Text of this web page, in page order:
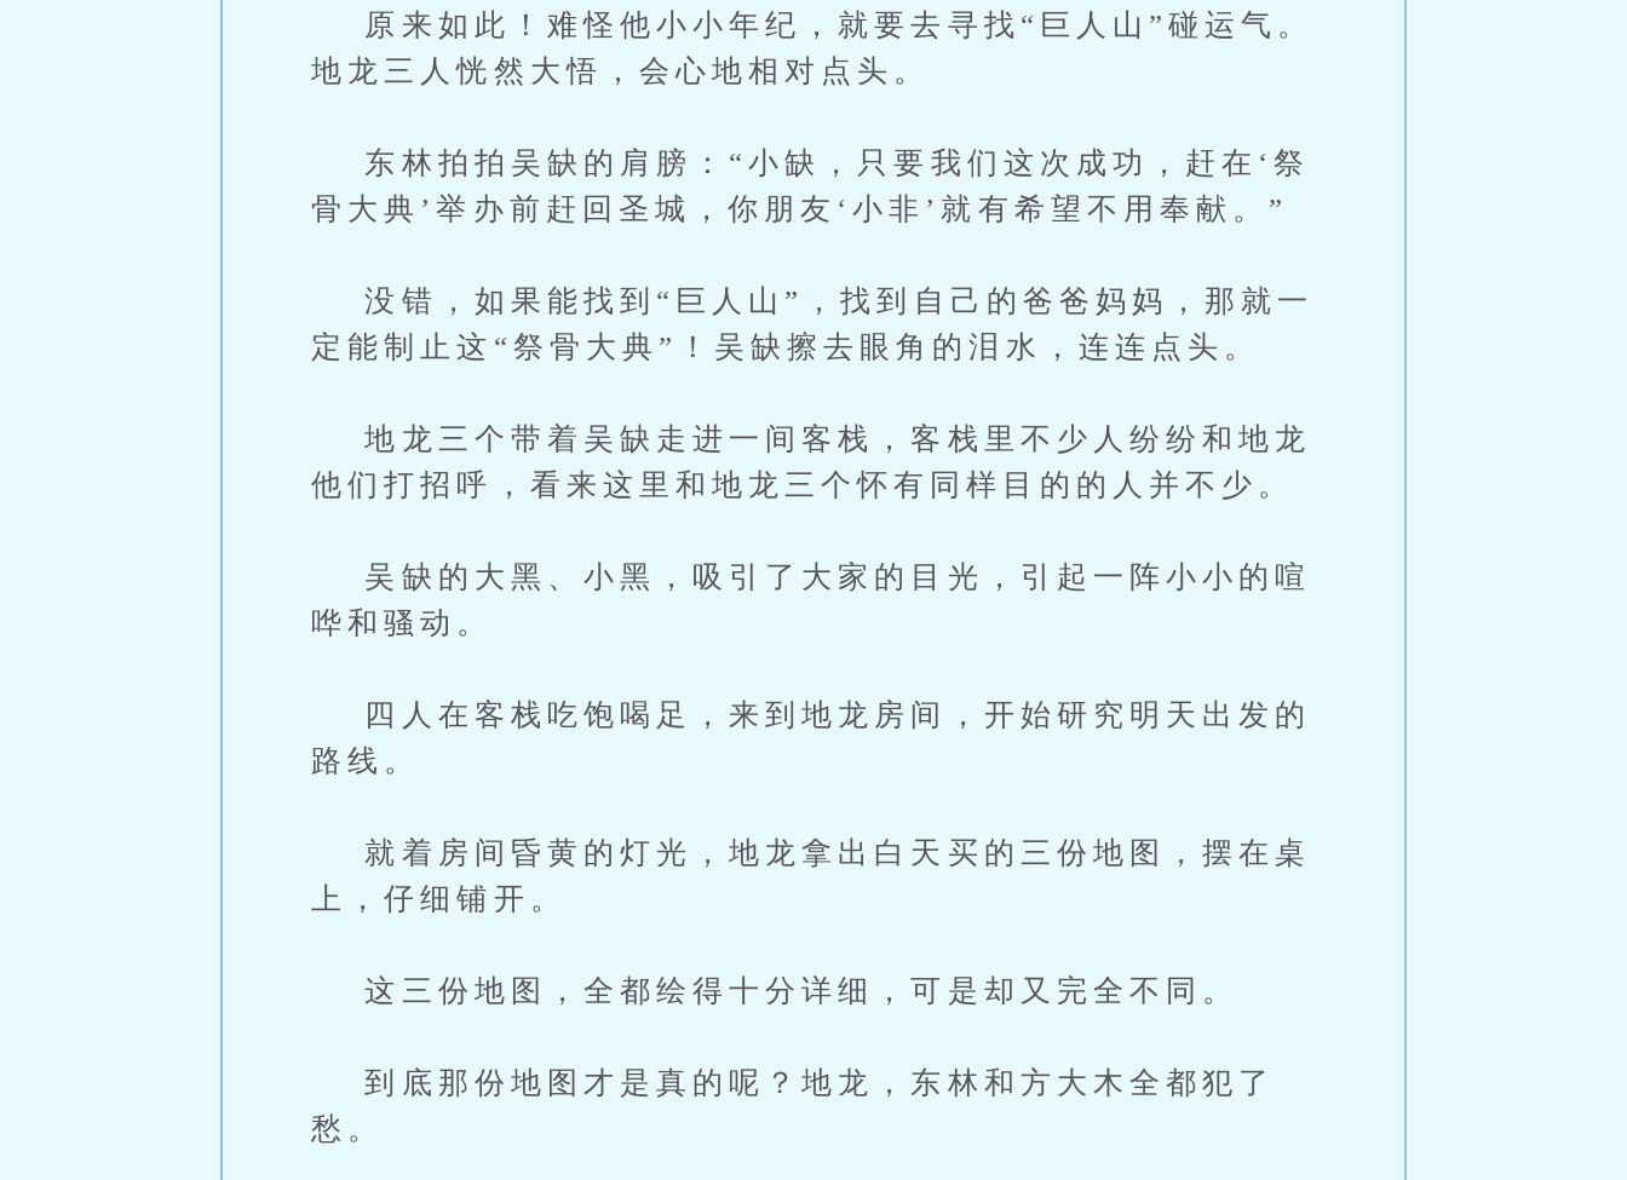
原来如此！难怪他小小年纪，就要去寻找“巨人山”碰运气。
地龙三人恍然大悟，会心地相对点头。
东林拍拍吴缺的肩膀：“小缺，只要我们这次成功，赶在‘祭
骨大典’举办前赶回圣城，你朋友‘小非’就有希望不用奉献。”
没错，如果能找到“巨人山”，找到自己的爸爸妈妈，那就一
定能制止这“祭骨大典”！吴缺擦去眼角的泪水，连连点头。
地龙三个带着吴缺走进一间客栈，客栈里不少人纷纷和地龙
他们打招呼，看来这里和地龙三个怀有同样目的的人并不少。
吴缺的大黑、小黑，吸引了大家的目光，引起一阵小小的喧
哗和骚动。
四人在客栈吃饱喝足，来到地龙房间，开始研究明天出发的
路线。
就着房间昏黄的灯光，地龙拿出白天买的三份地图，摆在桌
上，仔细铺开。
这三份地图，全都绘得十分详细，可是却又完全不同。
到底那份地图才是真的呢？地龙，东林和方大木全都犯了
愁。